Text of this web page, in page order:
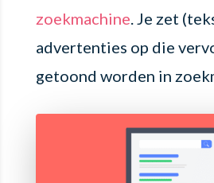
zoekmachine. Je zet
advertenties op die
getoond worden in